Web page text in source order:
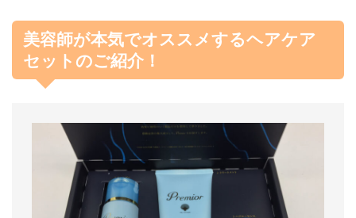
美容師が本気でオススメするヘアケア
セットのご紹介！